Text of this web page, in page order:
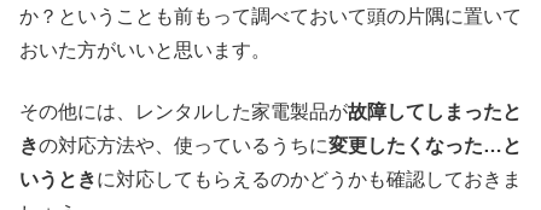
か？ということも前もって調べておいて頭の片隅に置いて
おいた方がいいと思います。
その他には、レンタルした家電製品が故障してしまったと
きの対応方法や、使っているうちに変更したくなった…と
いうときに対応してもらえるのかどうかも確認しておきま